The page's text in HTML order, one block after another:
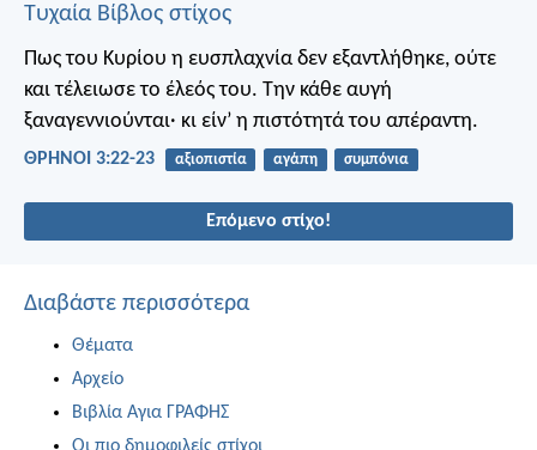
Τυχαία Βίβλος στίχος
Πως του Κυρίου η ευσπλαχνία δεν εξαντλήθηκε, ούτε
και τέλειωσε το έλεός του. Την κάθε αυγή
ξαναγεννιούνται· κι είν’ η πιστότητά του απέραντη.
ΘΡΗΝΟΙ 3:22-23 αξιοπιστία αγάπη συμπόνια
Επόμενο στίχο!
Διαβάστε περισσότερα
Θέματα
Αρχείο
Βιβλία Αγια ΓΡΑΦΗΣ